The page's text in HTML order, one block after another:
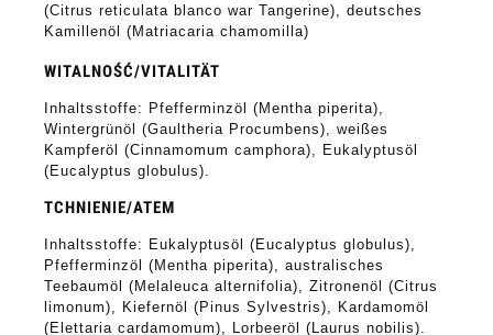
(Citrus reticulata blanco war Tangerine), deutsches
Kamillenöl (Matriacaria chamomilla)
WITALNOŚĆ/VITALITÄT
Inhaltsstoffe: Pfefferminzöl (Mentha piperita),
Wintergrünöl (Gaultheria Procumbens), weißes
Kampferöl (Cinnamomum camphora), Eukalyptusöl
(Eucalyptus globulus).
TCHNIENIE/ATEM
Inhaltsstoffe: Eukalyptusöl (Eucalyptus globulus),
Pfefferminzöl (Mentha piperita), australisches
Teebaumöl (Melaleuca alternifolia), Zitronenöl (Citrus
limonum), Kiefernöl (Pinus Sylvestris), Kardamomöl
(Elettaria cardamomum), Lorbeeröl (Laurus nobilis).